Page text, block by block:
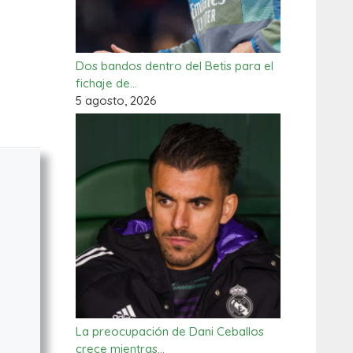
Dos bandos dentro del Betis para el
fichaje de…
5 agosto, 2026
La preocupación de Dani Ceballos
crece mientras…